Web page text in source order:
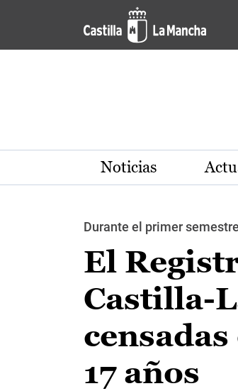
Pasar al contenido principal
Noticias
Durante el primer
El
Castilla-
17 años